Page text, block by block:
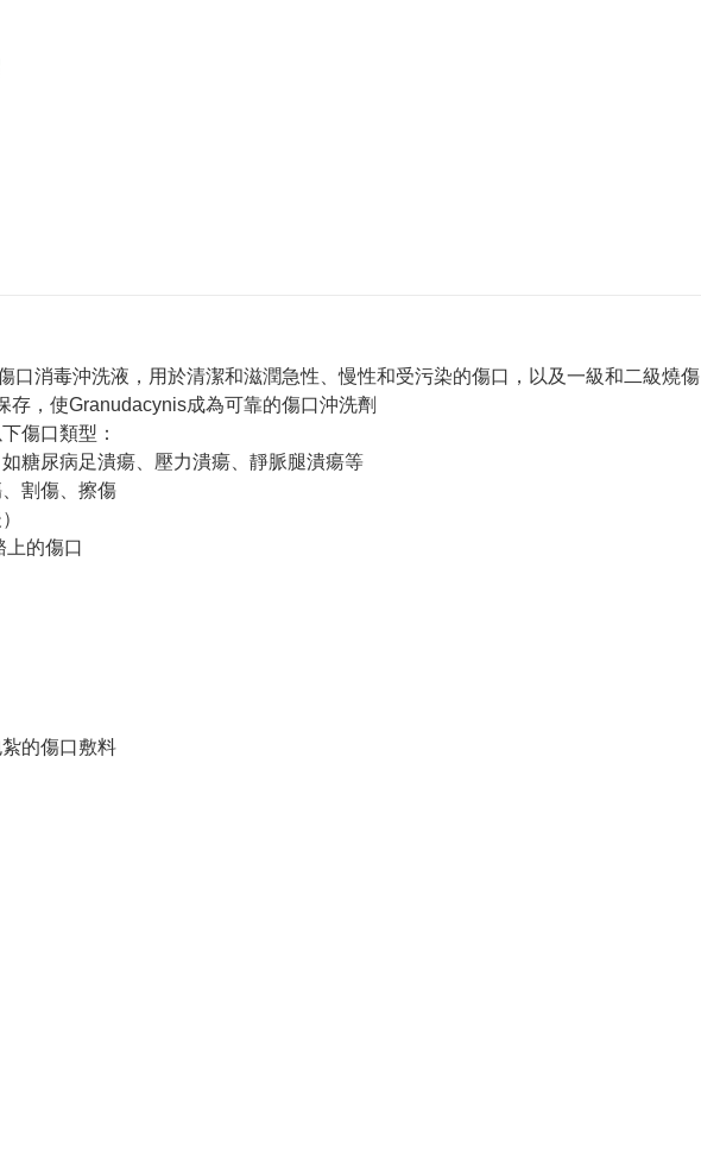
口消毒沖洗液，用於清潔和滋潤急性、慢性和受污染的傷口，以及一級和二級燒傷
存，使Granudacynis成為可靠的傷口沖洗劑
傷口類型：
糖尿病足潰瘍、壓力潰瘍、靜脈腿潰瘍等
割傷、擦傷
上的傷口
的傷口敷料